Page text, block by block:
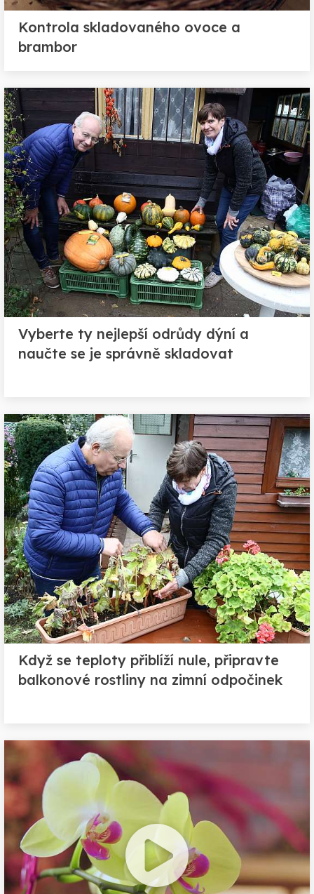
Kontrola skladovaného ovoce a
brambor
Vyberte ty nejlepší odrůdy dýní a
naučte se je správně skladovat
Když se teploty přiblíží nule, připravte
balkonové rostliny na zimní odpočinek